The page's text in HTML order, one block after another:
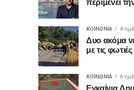
στο
Κάστρο
της
στο
Κάστρο
της
Ναυπάκτου,
θεατρική
παράσταση «Ίων
του
ΚΟΙΝΩΝΙΑ 4
Δυο ακόμα
με τις φωτιές
ΚΟΙΝΩΝΙΑ 6
Εγκαίνια